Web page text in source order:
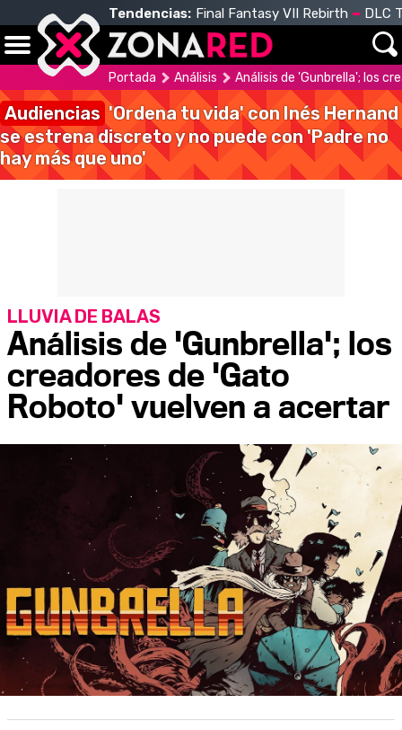
Tendencias: Final Fantasy VII Rebirth DLC
Portada Análisis Análisis de 'Gunbrella'; los
Audiencias 'Ordena tu vida' con Inés Hernand
se estrena discreto y no puede con 'Padre no
hay más que uno'
Análisis de 'Gunbrella'; los
creadores de 'Gato
Roboto' vuelven a acertar
LLUVIA DE BALAS